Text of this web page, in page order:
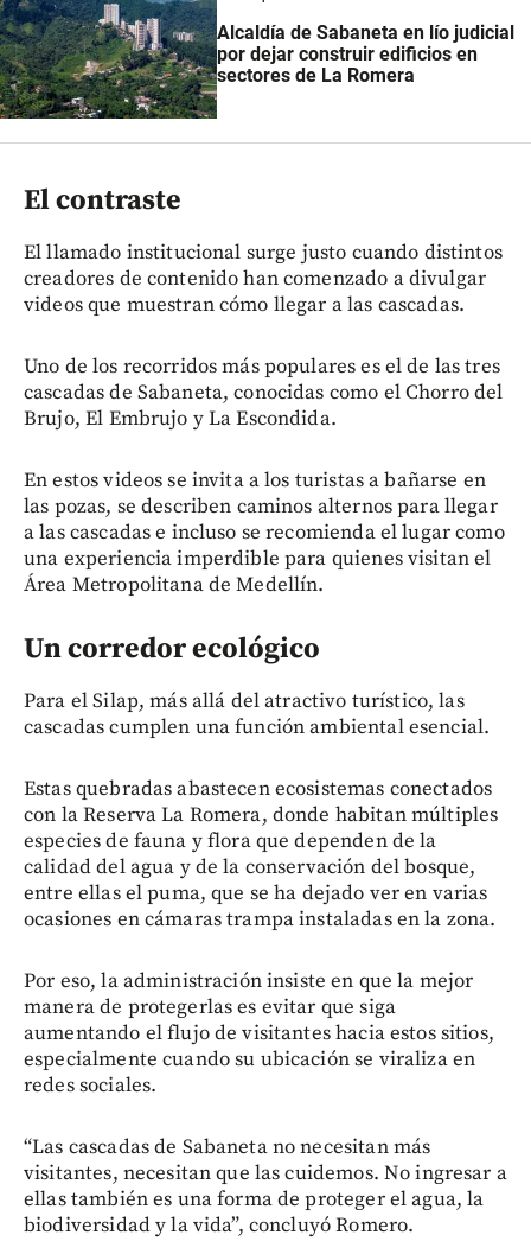
Alcaldía de Sabaneta en lío judicial
por dejar construir edificios en
sectores de La Romera
El contraste
El llamado institucional surge justo cuando distintos
creadores de contenido han comenzado a divulgar
videos que muestran cómo llegar a las cascadas.
Uno de los recorridos más populares es el de las tres
cascadas de Sabaneta, conocidas como el Chorro del
Brujo, El Embrujo y La Escondida.
En estos videos se invita a los turistas a bañarse en
las pozas, se describen caminos alternos para llegar
a las cascadas e incluso se recomienda el lugar como
una experiencia imperdible para quienes visitan el
Área Metropolitana de Medellín.
Un corredor ecológico
Para el Silap, más allá del atractivo turístico, las
cascadas cumplen una función ambiental esencial.
Estas quebradas abastecen ecosistemas conectados
con la Reserva La Romera, donde habitan múltiples
especies de fauna y flora que dependen de la
calidad del agua y de la conservación del bosque,
entre ellas el puma, que se ha dejado ver en varias
ocasiones en cámaras trampa instaladas en la zona.
Por eso, la administración insiste en que la mejor
manera de protegerlas es evitar que siga
aumentando el flujo de visitantes hacia estos sitios,
especialmente cuando su ubicación se viraliza en
redes sociales.
“Las cascadas de Sabaneta no necesitan más
visitantes, necesitan que las cuidemos. No ingresar a
ellas también es una forma de proteger el agua, la
biodiversidad y la vida”, concluyó Romero.